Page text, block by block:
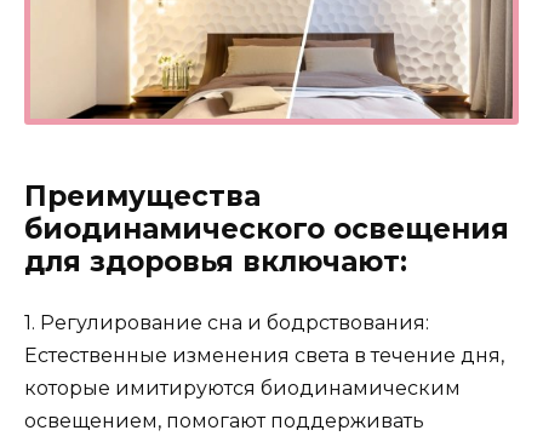
Преимущества
биодинамического освещения
для здоровья включают:
1. Регулирование сна и бодрствования:
Естественные изменения света в течение дня,
которые имитируются биодинамическим
освещением, помогают поддерживать